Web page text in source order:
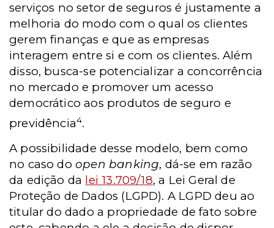
serviços no setor de seguros é justamente a
melhoria do modo com o qual os clientes
gerem finanças e que as empresas
interagem entre si e com os clientes. Além
disso, busca-se potencializar a concorrência
no mercado e promover um acesso
democrático aos produtos de seguro e
previdência4.
A possibilidade desse modelo, bem como
no caso doopen banking, dá-se em razão
da edição da lei 13.709/18, a Lei Geral de
Proteção de Dados (LGPD). A LGPD deu ao
titular do dado a propriedade de fato sobre